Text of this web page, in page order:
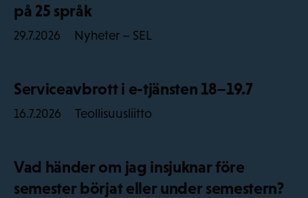
på 25 språk
29.7.2026 Nyheter – SEL
Serviceavbrott i e-tjänsten 18–19.7
16.7.2026 Teollisuusliitto
Vad händer om jag insjuknar före
semester börjat eller under semestern?